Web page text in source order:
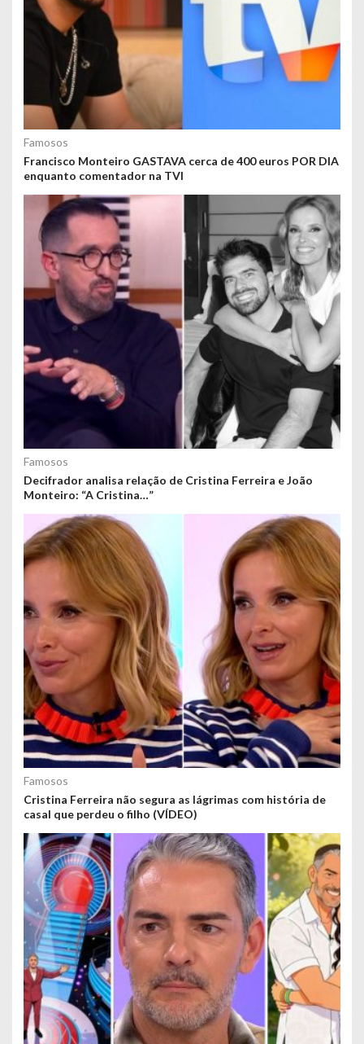
Famosos
Francisco Monteiro GASTAVA cerca de 400 euros POR DIA
enquanto comentador na TVI
Famosos
Decifrador analisa relação de Cristina Ferreira e João
Monteiro: “A Cristina…”
Famosos
Cristina Ferreira não segura as lágrimas com história de
casal que perdeu o filho (VÍDEO)